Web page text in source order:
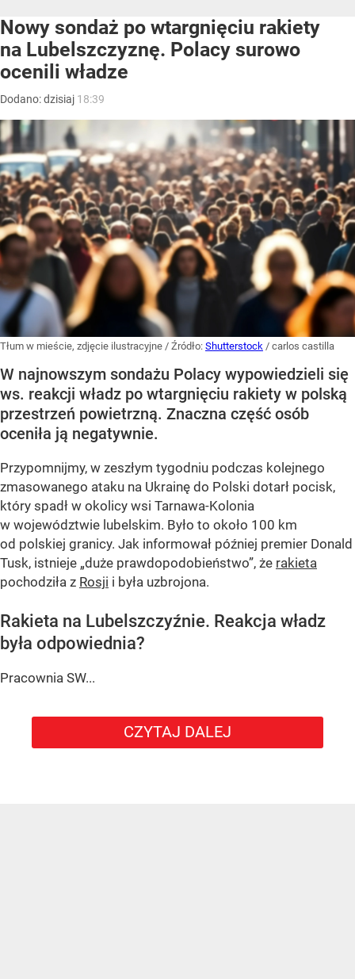
Nowy sondaż po wtargnięciu rakiety
na Lubelszczyznę. Polacy surowo
ocenili władze
Dodano:dzisiaj 18:39
Tłum w mieście, zdjęcie ilustracyjne / Źródło: Shutterstock / carlos castilla
W najnowszym sondażu Polacy wypowiedzieli się
ws. reakcji władz po wtargnięciu rakiety w polską
przestrzeń powietrzną. Znaczna część osób
oceniła ją negatywnie.
Przypomnijmy, w zeszłym tygodniu podczas kolejnego
zmasowanego ataku na Ukrainę do Polski dotarł pocisk,
który spadł w okolicy wsi Tarnawa-Kolonia
w województwie lubelskim. Było to około 100 km
od polskiej granicy. Jak informował później premier Donald
Tusk, istnieje „duże prawdopodobieństwo”, że rakieta
pochodziła z Rosji i była uzbrojona.
Rakieta na Lubelszczyźnie. Reakcja władz
była odpowiednia?
Pracownia SW...
CZYTAJ DALEJ